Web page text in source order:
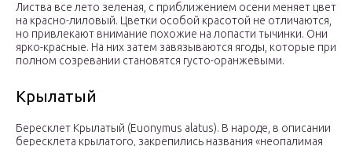
Листва все лето зеленая, с приближением осени меняет цвет
на красно-лиловый. Цветки особой красотой не отличаются,
но привлекают внимание похожие на лопасти тычинки. Они
ярко-красные. На них затем завязываются ягоды, которые при
полном созревании становятся густо-оранжевыми.
Крылатый
Бересклет Крылатый (Euonymus alatus). В народе, в описании
бересклета крылатого, закрепились названия «неопалимая